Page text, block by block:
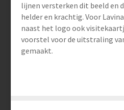
lijnen versterken dit beeld en
helder en krachtig. Voor
naast het logo ook
voorstel voor de uitstraling
gemaakt.